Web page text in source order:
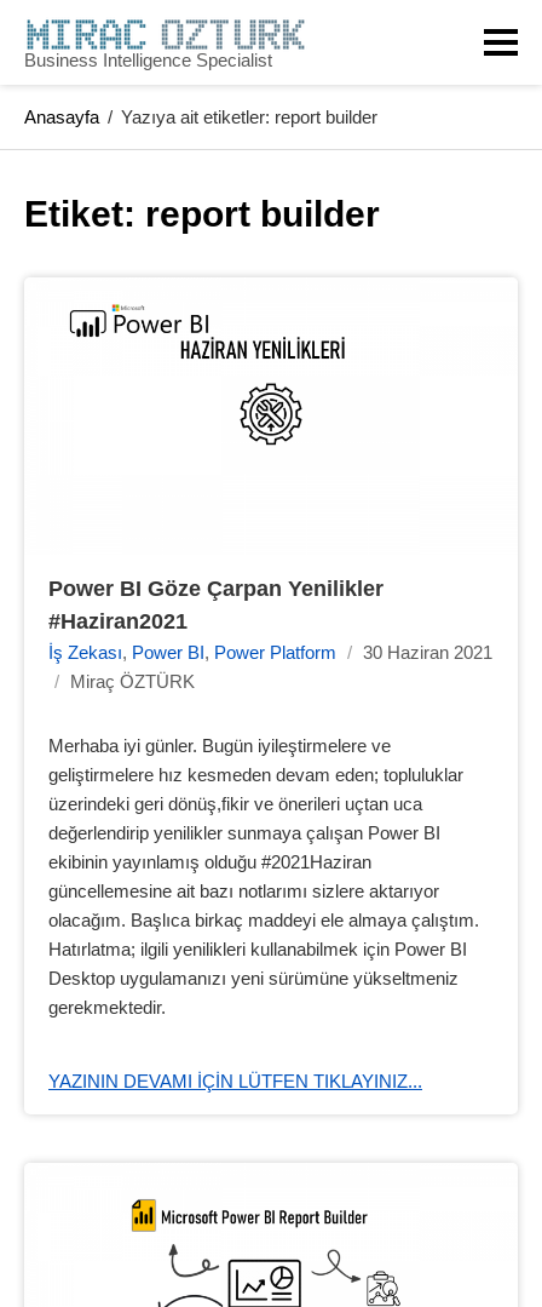
content
Business Intelligence Specialist
Anasayfa / Yazıya ait etiketler: report builder
Etiket: report builder
Power BI Göze Çarpan Yenilikler
#Haziran2021
İş Zekası, Power BI , Power Platform / 30 Haziran 2021
/
Miraç ÖZTÜRK
Merhaba iyi günler. Bugün iyileştirmelere ve
geliştirmelere hız kesmeden devam eden; topluluklar
üzerindeki geri dönüş,fikir ve önerileri uçtan uca
değerlendirip yenilikler sunmaya çalışan Power BI
ekibinin yayınlamış olduğu #2021Haziran
güncellemesine ait bazı notlarımı sizlere aktarıyor
olacağım. Başlıca birkaç maddeyi ele almaya çalıştım.
Hatırlatma; ilgili yenilikleri kullanabilmek için Power BI
Desktop uygulamanızı yeni sürümüne yükseltmeniz
gerekmektedir.
YAZININ DEVAMI IÇIN LÜTFEN TIKLAYINIZ...